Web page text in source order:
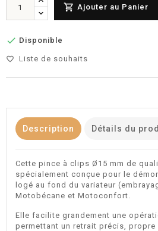
 Ajouter au Panier
 Disponible
favorite_border Liste de souhaits
Description Détails du
Cette pince à clips Ø15 mm de
spécialement conçue pour le
logé au fond du variateur
Motobécane et Motoconfort.
Elle facilite grandement une
permettant un retrait précis, propre